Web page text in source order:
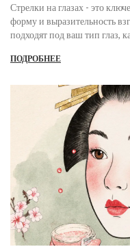
Стрелки на глазах - это
форму и выразительность
подходят под ваш тип глаз,
ПОДРОБНЕЕ